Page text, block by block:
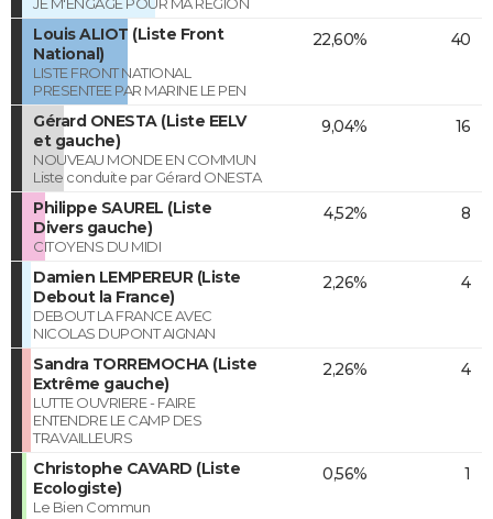
Louis ALIOT (Liste Front
National)
LISTE FRONT NATIONAL
PRESENTEE PAR MARINE LE PEN
22,60% 40
Gérard ONESTA (Liste EELV
et gauche)
NOUVEAU MONDE EN COMMUN
Liste conduite par Gérard ONESTA
9,04% 16
Philippe SAUREL (Liste
Divers gauche)
CITOYENS DU MIDI
4,52% 8
Damien LEMPEREUR (Liste
Debout la France)
DEBOUT LA FRANCE AVEC
NICOLAS DUPONT AIGNAN
2,26% 4
Sandra TORREMOCHA (Liste
Extrême gauche)
LUTTE OUVRIERE - FAIRE
ENTENDRE LE CAMP DES
TRAVAILLEURS
2,26% 4
Christophe CAVARD (Liste
Ecologiste)
Le Bien Commun
0,56% 1